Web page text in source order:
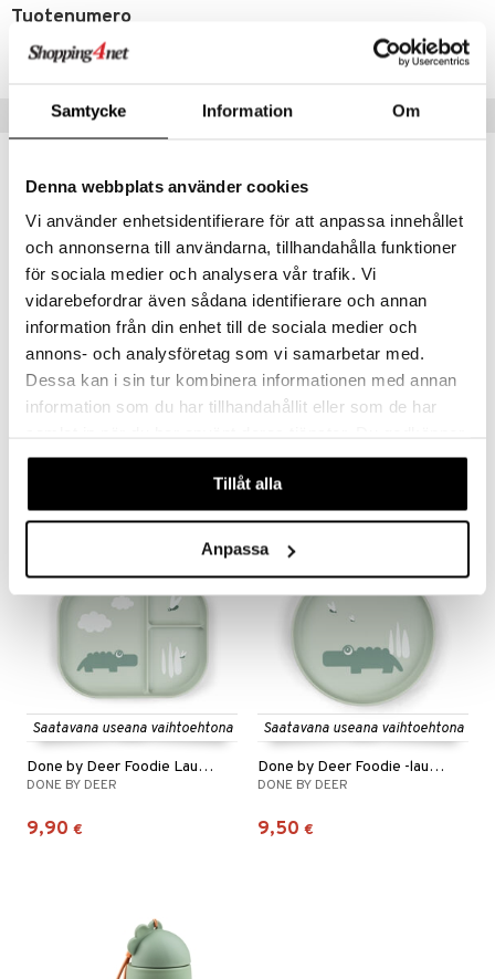
Samtycke Information Om
Denna webbplats använder cookies
Vi använder enhetsidentifierare för att anpassa innehållet
och annonserna till användarna, tillhandahålla funktioner
för sociala medier och analysera vår trafik. Vi
vidarebefordrar även sådana identifierare och annan
information från din enhet till de sociala medier och
annons- och analysföretag som vi samarbetar med.
Dessa kan i sin tur kombinera informationen med annan
information som du har tillhandahållit eller som de har
våra cookies vid fortsatt användande av vår webbplats.
Tillåt alla
Anpassa
Tuotenumero
TDN35-1-PLB
Vinkkejä sinulle
DONE BY DEER
9,90 €
Saatavana useana vaihtoehtona
Done by Deer Foodie -kulho
DONE BY DEER
8,50 €
Saatavana useana vaihtoehtona
Done by Deer Foodie Lautanen
DONE BY DEER
9,90 €
Saatavana useana vaihtoehtona
Done by Deer Foodie -lautanen
DONE BY DEER
9,50 €